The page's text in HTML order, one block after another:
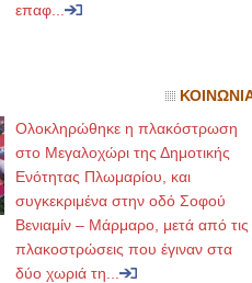
επαφ...
Ολοκληρώθηκε η πλακόστρωση
στο Μεγαλοχώρι της Δημοτικής
Ενότητας Πλωμαρίου, και
συγκεκριμένα στην οδό Σοφού
Βενιαμίν – Μάρμαρο, μετά από τις
πλακοστρώσεις που έγιναν στα
δύο χωριά τη...